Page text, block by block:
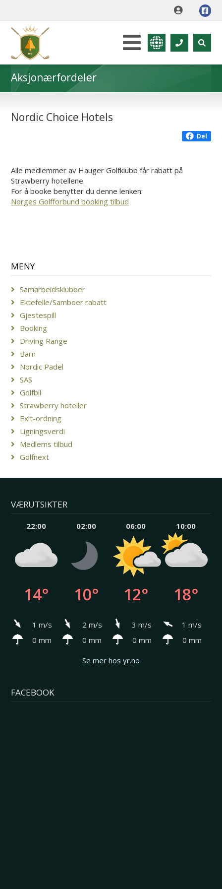
Aksjonærfordeler
Nordic Choice Hotels
Del
Alle medlemmer av Hauger Golfklubb får rabatt på
Strawberry hotellene.
For å booke benytter du denne lenken:
Norges Golfforbund booking tilbud
MENY
Samarbeidsklubber
Ektefelle/Samboer rabatt
Gjestespill
Booking
Driving Range
Barn
Nordic Padel
SAS
Golfbil
Strawberry hoteller
Exit-ordning
Ligningsverdi
Medlems tilbud
Golfnext
VÆRUTSIKTER
22:00
14°
1 m/s
0 mm
02:00
10°
2 m/s
0 mm
06:00
12°
3 m/s
0 mm
10:00
18°
1 m/s
0 mm
Se mer hos yr.no
FACEBOOK